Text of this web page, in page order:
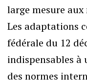
large mesure
Les adaptations
fédérale du 12
indispensables à
des normes